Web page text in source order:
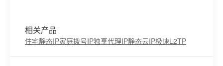
相关产品
住宅静态IP家庭拨号IP独享代理IP静态云IP极速L2TP